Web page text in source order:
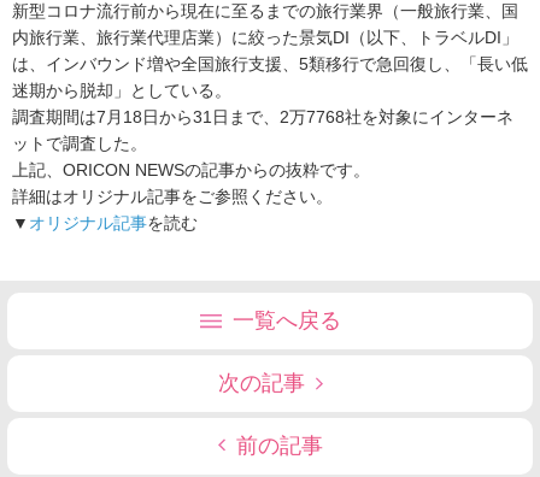
新型コロナ流行前から現在に至るまでの旅行業界（一般旅行業、国
内旅行業、旅行業代理店業）に絞った景気DI（以下、トラベルDI」
は、インバウンド増や全国旅行支援、5類移行で急回復し、「長い低
迷期から脱却」としている。
調査期間は7月18日から31日まで、2万7768社を対象にインターネ
ットで調査した。
上記、ORICON NEWSの記事からの抜粋です。
詳細はオリジナル記事をご参照ください。
▼ オリジナル記事を読む
一覧へ戻る
次の記事
前の記事